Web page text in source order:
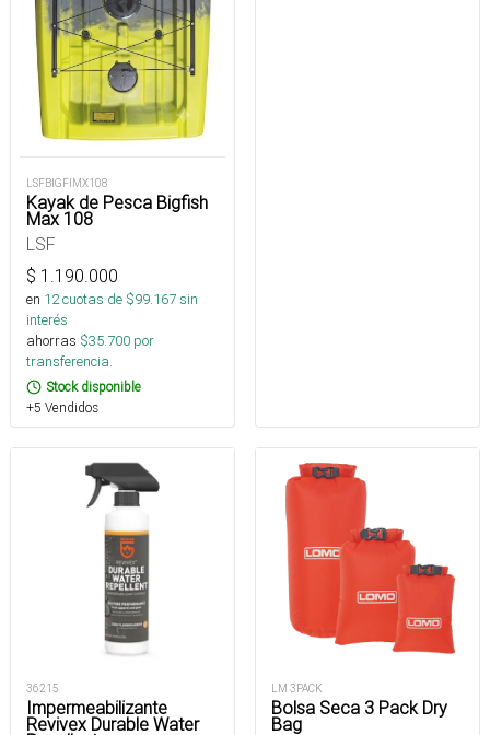
LSFBIGFIMX108
Kayak de Pesca Bigfish
Max 108
LSF
$ 1.190.000
en 12cuotas de $99.167sin
interés
ahorras $35.700 por
transferencia.
Stock disponible
+5 Vendidos
36215
Impermeabilizante
Revivex Durable Water
LM 3PACK
Bolsa Seca 3 Pack Dry
Bag